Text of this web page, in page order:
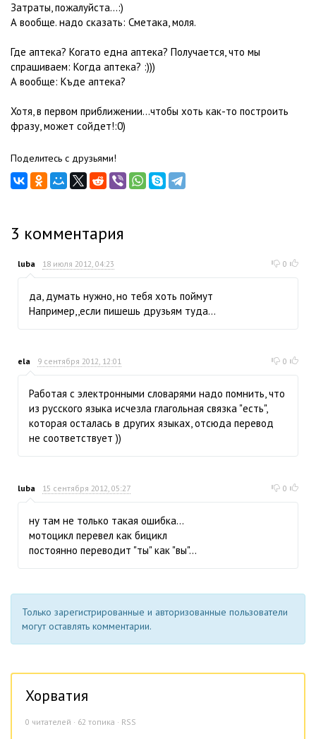
Затраты, пожалуйста...:)
А вообще. надо сказать: Сметака, моля.
Где аптека? Когато една аптека? Получается, что мы
спрашиваем: Когда аптека? :)))
А вообще: Къде аптека?
Хотя, в первом приближении...чтобы хоть как-то построить
фразу, может сойдет!:0)
Поделитесь с друзьями!
3 комментария
luba 18 июля 2012, 04:23 0
да, думать нужно, но тебя хоть поймут
Например,,если пишешь друзьям туда...
ela 9 сентября 2012, 12:01 0
Работая с электронными словарями надо помнить, что
из русского языка исчезла глагольная связка "есть",
которая осталась в других языках, отсюда перевод
не соответствует ))
luba 15 сентября 2012, 05:27 0
ну там не только такая ошибка...
мотоцикл перевел как бицикл
постоянно переводит "ты" как "вы"...
Только зарегистрированные и авторизованные пользователи
могут оставлять комментарии.
Хорватия
0 читателей · 62 топика · RSS